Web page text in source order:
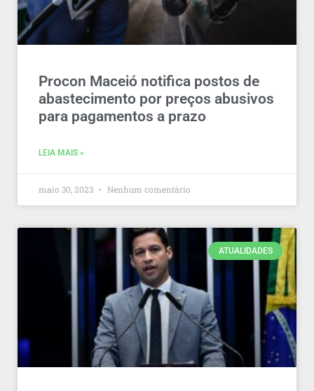
Procon Maceió notifica postos de
abastecimento por preços abusivos
para pagamentos a prazo
LEIA MAIS »
maio 30, 2023 Nenhum comentário
ATUALIDADES